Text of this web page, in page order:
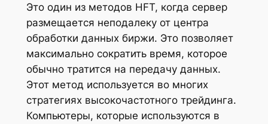
Это один из методов HFT, когда сервер
размещается неподалеку от центра
обработки данных биржи. Это позволяет
максимально сократить время, которое
обычно тратится на передачу данных.
Этот метод используется во многих
стратегиях высокочастотного трейдинга.
Компьютеры, которые используются в